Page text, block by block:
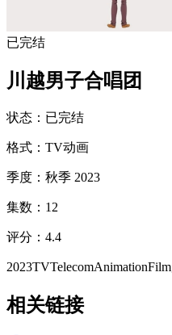
已完结
川越男子合唱团
状态 ： 已完结
格式 ： TV动画
季度 ： 秋季 2023
集数 ： 12
评分 ： 4.4
2023TVTelecomAnimationFilm
相关链接